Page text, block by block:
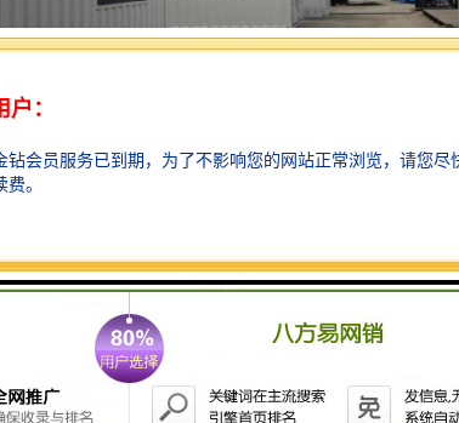
，每年产生矿井水约70亿吨，矿井水利用率不到80%。我国是煤炭
解矿区供水不足的局面。